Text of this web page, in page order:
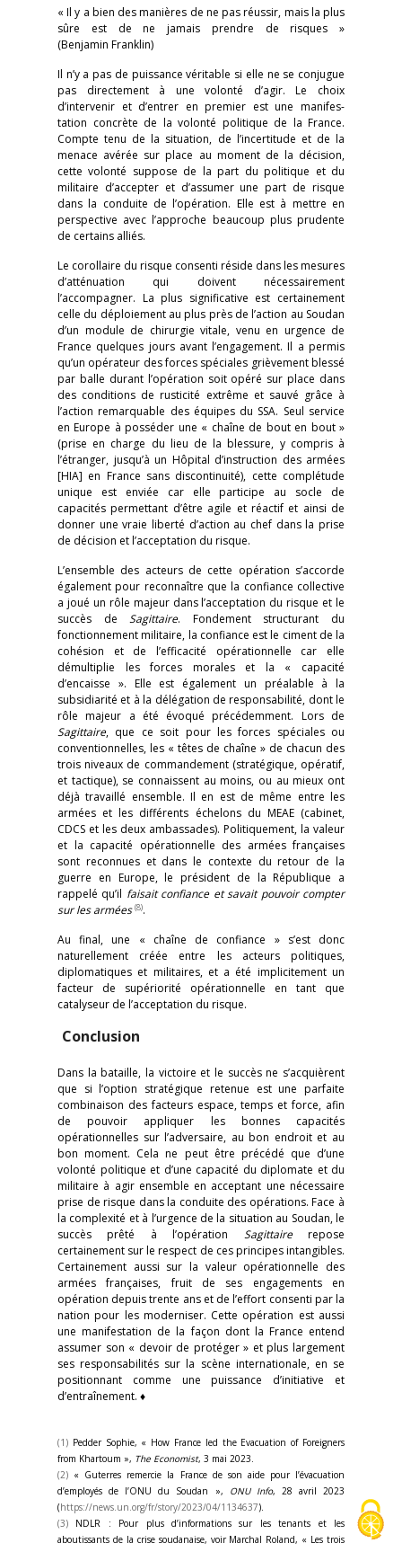
« Il y a bien des manières de ne pas réussir, mais la plus
sûre est de ne jamais prendre de risques »
(Benjamin Franklin)
Il n’y a pas de puissance véritable si elle ne se conjugue
pas directement à une volonté d’agir. Le choix
d’intervenir et d’entrer en premier est une manifes-
tation concrète de la volonté politique de la France.
Compte tenu de la situation, de l’incertitude et de la
menace avérée sur place au moment de la décision,
cette volonté suppose de la part du politique et du
militaire d’accepter et d’assumer une part de risque
dans la conduite de l’opération. Elle est à mettre en
perspective avec l’approche beaucoup plus prudente
de certains alliés.
Le corollaire du risque consenti réside dans les mesures
d’atténuation qui doivent nécessairement
l’accompagner. La plus significative est certainement
celle du déploiement au plus près de l’action au Soudan
d’un module de chirurgie vitale, venu en urgence de
France quelques jours avant l’engagement. Il a permis
qu’un opérateur des forces spéciales grièvement blessé
par balle durant l’opération soit opéré sur place dans
des conditions de rusticité extrême et sauvé grâce à
l’action remarquable des équipes du SSA. Seul service
en Europe à posséder une « chaîne de bout en bout »
(prise en charge du lieu de la blessure, y compris à
l’étranger, jusqu’à un Hôpital d’instruction des armées
[HIA] en France sans discontinuité), cette complétude
unique est enviée car elle participe au socle de
capacités permettant d’être agile et réactif et ainsi de
donner une vraie liberté d’action au chef dans la prise
de décision et l’acceptation du risque.
L’ensemble des acteurs de cette opération s’accorde
également pour reconnaître que la confiance collective
a joué un rôle majeur dans l’acceptation du risque et le
succès deSagittaire. Fondement structurant du
fonctionnement militaire, la confiance est le ciment de la
cohésion et de l’efficacité opérationnelle car elle
démultiplie les forces morales et la « capacité
d’encaisse ». Elle est également un préalable à la
subsidiarité et à la délégation de responsabilité, dont le
rôle majeur a été évoqué précédemment. Lors de
Sagittaire, que ce soit pour les forces spéciales ou
conventionnelles, les « têtes de chaîne » de chacun des
trois niveaux de commandement (stratégique, opératif,
et tactique), se connaissent au moins, ou au mieux ont
déjà travaillé ensemble. Il en est de même entre les
armées et les différents échelons du MEAE (cabinet,
CDCS et les deux ambassades). Politiquement, la valeur
et la capacité opérationnelle des armées françaises
sont reconnues et dans le contexte du retour de la
guerre en Europe, le président de la République a
rappelé qu’il faisait confiance et savait pouvoir compter
sur les armées(8).
Au final, une « chaîne de confiance » s’est donc
naturellement créée entre les acteurs politiques,
diplomatiques et militaires, et a été implicitement un
facteur de supériorité opérationnelle en tant que
catalyseur de l’acceptation du risque.
Conclusion
Dans la bataille, la victoire et le succès ne s’acquièrent
que si l’option stratégique retenue est une parfaite
combinaison des facteurs espace, temps et force, afin
de pouvoir appliquer les bonnes capacités
opérationnelles sur l’adversaire, au bon endroit et au
bon moment. Cela ne peut être précédé que d’une
volonté politique et d’une capacité du diplomate et du
militaire à agir ensemble en acceptant une nécessaire
prise de risque dans la conduite des opérations. Face à
la complexité et à l’urgence de la situation au Soudan, le
succès prêté à l’opération Sagittairerepose
certainement sur le respect de ces principes intangibles.
Certainement aussi sur la valeur opérationnelle des
armées françaises, fruit de ses engagements en
opération depuis trente ans et de l’effort consenti par la
nation pour les moderniser. Cette opération est aussi
une manifestation de la façon dont la France entend
assumer son « devoir de protéger » et plus largement
ses responsabilités sur la scène internationale, en se
positionnant comme une puissance d’initiative et
d’entraînement. ♦
(1) Pedder Sophie, « How France led the Evacuation of Foreigners
from Khartoum », The Economist, 3 mai 2023.
(2) « Guterres remercie la France de son aide pour l’évacuation
d’employés de l’ONU du Soudan », ONU Info, 28 avril 2023
(https://news.un.org/fr/story/2023/04/1134637).
(3) NDLR : Pour plus d’informations sur les tenants et les
aboutissants de la crise soudanaise, voir Marchal Roland, « Les trois